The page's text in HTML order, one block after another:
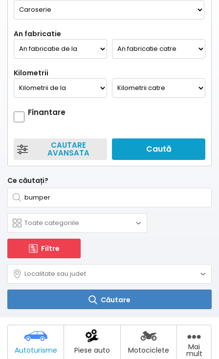
An fabricatie
Kilometrii
Finantare
CAUTARE
AVANSATA Caută
Ce căutați?
Filtre
Căutare
Autoturisme Piese auto Motociclete Mai
mult